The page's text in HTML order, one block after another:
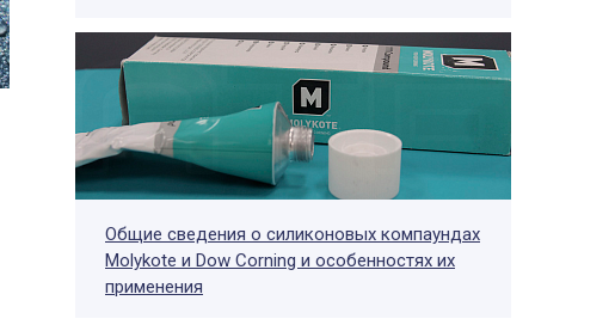
Общие сведения о силиконовых компаундах
Molykote и Dow Corning и особенностях их
применения